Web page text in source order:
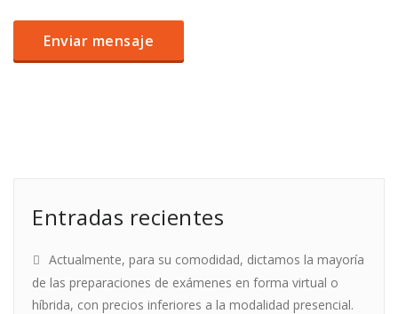
Entradas recientes
Actualmente, para su comodidad, dictamos la mayoría
de las preparaciones de exámenes en forma virtual o
híbrida, con precios inferiores a la modalidad presencial.